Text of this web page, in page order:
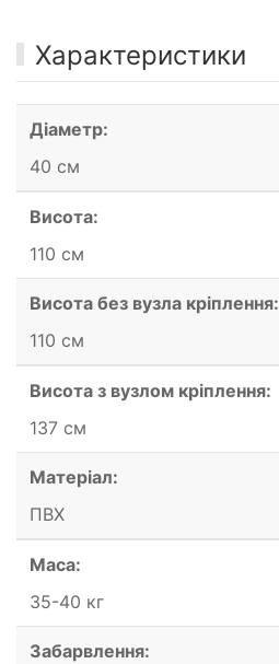
Характеристики
Діаметр:
40 см
Висота:
110 см
Висота без вузла кріплення:
110 см
Висота з вузлом кріплення:
137 см
Матеріал:
ПВХ
Маса:
35-40 кг
Забарвлення: